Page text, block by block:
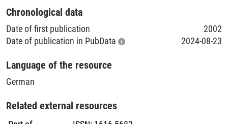
Chronological data
Date of first publication
2002
Date of publication in PubData
2024-08-23
Language of the resource
German
Related external resources